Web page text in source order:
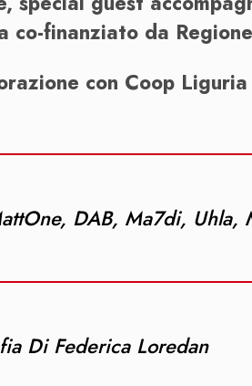
co-finanziato da
con Coop Liguria
DAB, Ma7di, Uhla,
Di Federica Loredan